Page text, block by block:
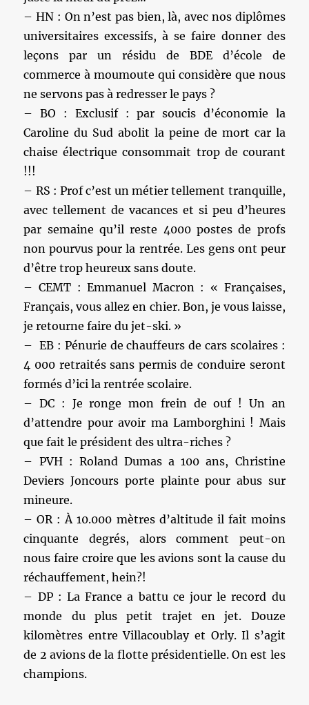
– HN : On n’est pas bien, là, avec nos diplômes
universitaires excessifs, à se faire donner des
leçons par un résidu de BDE d’école de
commerce à moumoute qui considère que nous
ne servons pas à redresser le pays ?
– BO : Exclusif : par soucis d’économie la
Caroline du Sud abolit la peine de mort car la
chaise électrique consommait trop de courant
!!!
– RS : Prof c’est un métier tellement tranquille,
avec tellement de vacances et si peu d’heures
par semaine qu’il reste 4000 postes de profs
non pourvus pour la rentrée. Les gens ont peur
d’être trop heureux sans doute.
– CEMT : Emmanuel Macron : « Françaises,
Français, vous allez en chier. Bon, je vous laisse,
je retourne faire du jet-ski. »
– EB : Pénurie de chauffeurs de cars scolaires :
4 000 retraités sans permis de conduire seront
formés d’ici la rentrée scolaire.
– DC : Je ronge mon frein de ouf ! Un an
d’attendre pour avoir ma Lamborghini ! Mais
que fait le président des ultra-riches ?
– PVH : Roland Dumas a 100 ans, Christine
Deviers Joncours porte plainte pour abus sur
mineure.
– OR : À 10.000 mètres d’altitude il fait moins
cinquante degrés, alors comment peut-on
nous faire croire que les avions sont la cause du
réchauffement, hein?!
– DP : La France a battu ce jour le record du
monde du plus petit trajet en jet. Douze
kilomètres entre Villacoublay et Orly. Il s’agit
de 2 avions de la flotte présidentielle. On est les
champions.